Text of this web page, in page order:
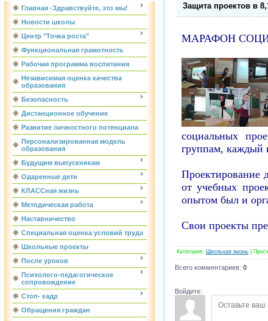
Главная -Здравствуйте, это мы!
Новости школы
Центр "Точка роста"
Функциональная грамотность
Рабочая программа воспитания
Независимая оценка качества
образования
Безопасность
Дистанционное обучение
Развитие личностного потенциала
Персонализированная модель
образования
Будущим выпускникам
Одаренные дети
КЛАССная жизнь
Методическая работа
Наставничество
Специальная оценка условий труда
Школьные проекты
После уроков
Психолого-педагогическое
сопровождение
Стоп- кадр
Обращения граждан
Защита проектов в
МАРАФОН
социальных
группам, каждый
Проектирование
от учебных
опытом был и
Свои проекты
Категория: Школьная жизнь
Всего комментариев: 0
Войдите: